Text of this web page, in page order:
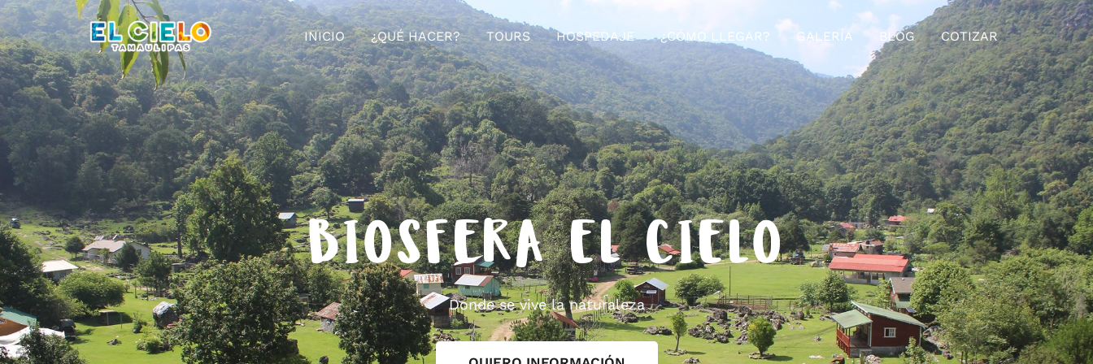
INICIO ¿QUÉ HACER? TOURS HOSPEDAJE ¿CÓMO LLEGAR? GALERÍA BLOG COTIZAR
BIOSFERA EL CIELO
Donde se vive la naturaleza